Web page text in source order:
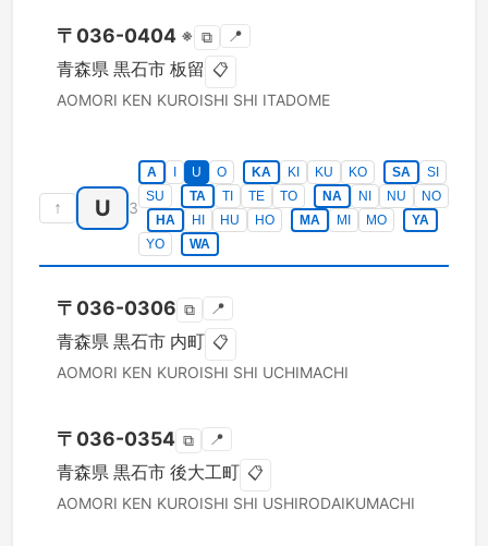
〒 036-0404 ※ ⧉ 📍
青森県 黒石市 板留 📋
AOMORI KEN KUROISHI SHI ITADOME
↑ U 3
A U O KA KI KU KO SA
SI
SU
TA TI TE TO NA NI NU
NO
HA
HI HU HO MA MI MO
YA
YO
WA
〒 036-0306 ⧉ 📍
青森県 黒石市 内町 📋
AOMORI KEN KUROISHI SHI UCHIMACHI
〒 036-0354 ⧉ 📍
青森県 黒石市 後大工町 📋
AOMORI KEN KUROISHI SHI USHIRODAIKUMACHI